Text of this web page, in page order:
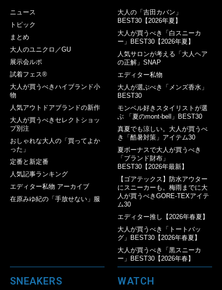
ニュース
トピック
まとめ
大人のユニクロ／GU
展示会ルポ
試着フェス®︎
大人が買うべきハイブランド小
物
人気アウトドアブランドの新作
大人が買うべきセレクトショッ
プ別注
おしゃれな大人の「買ってよか
った」
定番と新定番
人気記事ランキング
エディター私物 アーカイブ
在原みゆ紀の「手放せない」服
大人の「吉田カバン」
BEST30【2026年夏】
大人が買うべき「白スニーカ
ー」BEST30【2026年夏】
人気サロンが考える「大人ヘア
の正解」SNAP
エディター私物
大人が選ぶべき「メンズ香水」
BEST30
モンベル好きスタイリストが選
ぶ 「夏のmont-bell」BEST30
真夏でも涼しい。大人が買うべ
き「酷暑対策」アイテム30
夏ボーナスで大人が買うべき
「ブランド財布」
BEST30【2026年最新】
【ゴアテックス】防水アウター
にスニーカーも。梅雨までに大
人が買うべきGORE-TEXアイテ
ム30
エディター推し【2026年春夏】
大人が買うべき「トートバッ
グ」BEST30【2026年春夏】
大人が買うべき「黒スニーカ
ー」BEST30【2026年春】
SNEAKERS WATCH